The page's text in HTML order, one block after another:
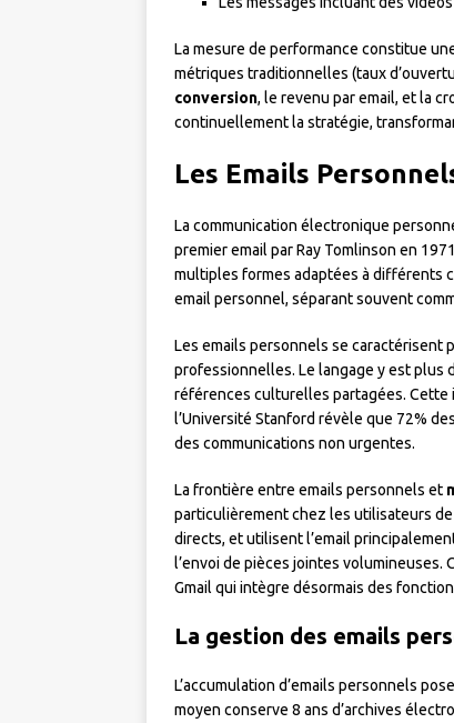
La mesure de performance constitue
métriques traditionnelles (taux
conversion, le revenu par email, et la
continuellement la stratégie,
Les Emails
La communication électronique
premier email par Ray Tomlinson en
multiples formes adaptées à différents
email personnel, séparant souvent
Les emails personnels se caractérisent
professionnelles. Le langage y est plus
références culturelles partagées. Cette
l’Université Stanford révèle que 72%
des communications non urgentes.
La frontière entre emails personnels et
particulièrement chez les utilisateurs
directs, et utilisent l’email
l’envoi de pièces jointes volumineuses.
Gmail qui intègre désormais des
La gestion des emails
L’accumulation d’emails personnels
moyen conserve 8 ans d’archives